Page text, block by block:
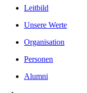
Leitbild
Unsere Werte
Organisation
Personen
Alumni